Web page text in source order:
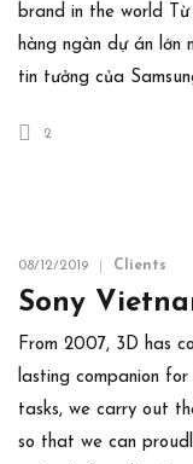
brand in the world Từ
hàng ngàn dự án lớn
tin tưởng của
2
08/12/2019 Clients
Sony
From 2007, 3D has
lasting companion
tasks, we carry out
so that we can